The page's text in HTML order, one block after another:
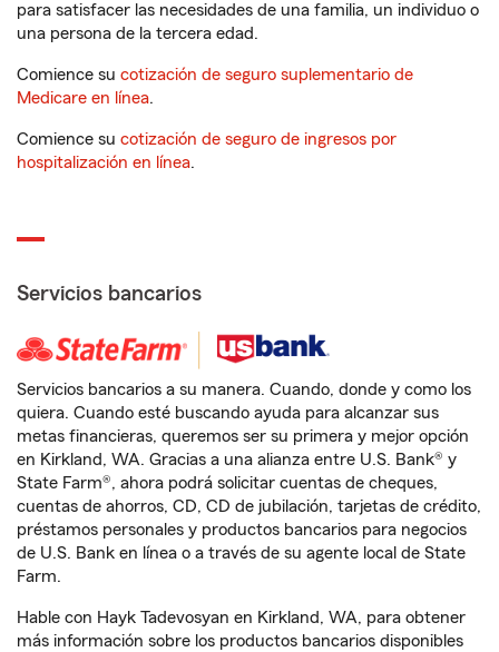
para satisfacer las necesidades de una familia, un individuo o
una persona de la tercera edad.
Comience su cotización de seguro suplementario de
Medicare en línea.
Comience su cotización de seguro de ingresos por
hospitalización en línea.
Servicios bancarios
Servicios bancarios a su manera. Cuando, donde y como los
quiera. Cuando esté buscando ayuda para alcanzar sus
metas financieras, queremos ser su primera y mejor opción
en Kirkland, WA. Gracias a una alianza entre U.S. Bank® y
State Farm®, ahora podrá solicitar cuentas de cheques,
cuentas de ahorros, CD, CD de jubilación, tarjetas de crédito,
préstamos personales y productos bancarios para negocios
de U.S. Bank en línea o a través de su agente local de State
Farm.
Hable con Hayk Tadevosyan en Kirkland, WA, para obtener
más información sobre los productos bancarios disponibles